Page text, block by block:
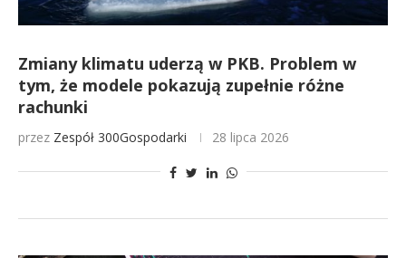
Zmiany klimatu uderzą w PKB. Problem w
tym, że modele pokazują zupełnie różne
rachunki
przez Zespół 300Gospodarki 28 lipca 2026